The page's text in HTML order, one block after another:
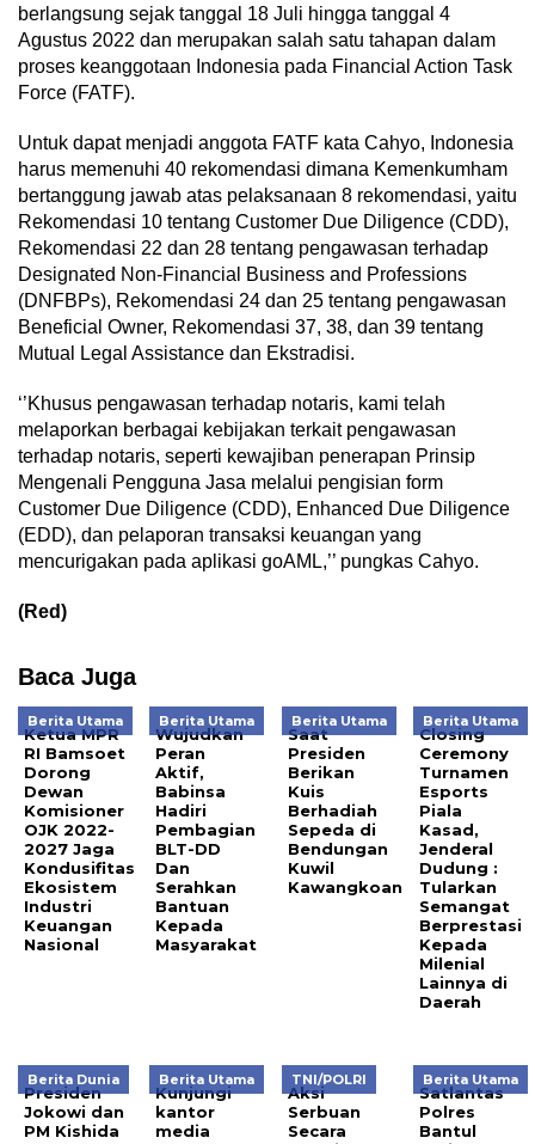
berlangsung sejak tanggal 18 Juli hingga tanggal 4
Agustus 2022 dan merupakan salah satu tahapan dalam
proses keanggotaan Indonesia pada Financial Action Task
Force (FATF).
Untuk dapat menjadi anggota FATF kata Cahyo, Indonesia
harus memenuhi 40 rekomendasi dimana Kemenkumham
bertanggung jawab atas pelaksanaan 8 rekomendasi, yaitu
Rekomendasi 10 tentang Customer Due Diligence (CDD),
Rekomendasi 22 dan 28 tentang pengawasan terhadap
Designated Non-Financial Business and Professions
(DNFBPs), Rekomendasi 24 dan 25 tentang pengawasan
Beneficial Owner, Rekomendasi 37, 38, dan 39 tentang
Mutual Legal Assistance dan Ekstradisi.
‘’Khusus pengawasan terhadap notaris, kami telah
melaporkan berbagai kebijakan terkait pengawasan
terhadap notaris, seperti kewajiban penerapan Prinsip
Mengenali Pengguna Jasa melalui pengisian form
Customer Due Diligence (CDD), Enhanced Due Diligence
(EDD), dan pelaporan transaksi keuangan yang
mencurigakan pada aplikasi goAML,’’ pungkas Cahyo.
(Red)
Baca Juga
Berita Utama
Ketua MPR
RI Bamsoet
Dorong
Dewan
Komisioner
OJK 2022-
2027 Jaga
Kondusifitas
Ekosistem
Industri
Keuangan
Nasional
Berita Utama
Wujudkan
Peran
Aktif,
Babinsa
Hadiri
Pembagian
BLT-DD
Dan
Serahkan
Bantuan
Kepada
Masyarakat
Berita Utama
Saat
Presiden
Berikan
Kuis
Berhadiah
Sepeda di
Bendungan
Kuwil
Kawangkoan
Berita Utama
Closing
Ceremony
Turnamen
Esports
Piala
Kasad,
Jenderal
Dudung :
Tularkan
Semangat
Berprestasi
Kepada
Milenial
Lainnya di
Daerah
Berita Dunia
Presiden
Jokowi dan
PM Kishida
Berita Utama
Kunjungi
kantor
media
TNI/POLRI
Aksi
Serbuan
Secara
Berita Utama
Satlantas
Polres
Bantul